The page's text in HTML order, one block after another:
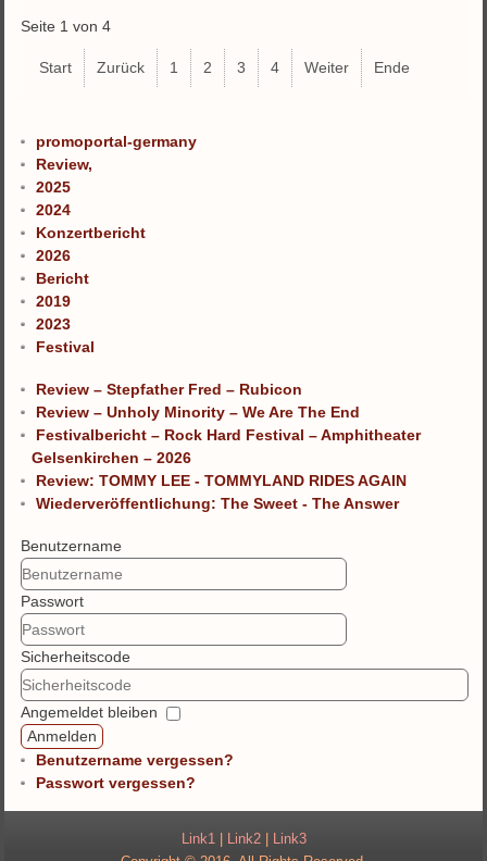
Seite 1 von 4
Start Zurück 1 2 3 4 Weiter Ende
promoportal-germany
Review,
2025
2024
Konzertbericht
2026
Bericht
2019
2023
Festival
Review – Stepfather Fred – Rubicon
Review – Unholy Minority – We Are The End
Festivalbericht – Rock Hard Festival – Amphitheater
Gelsenkirchen – 2026
Review: TOMMY LEE - TOMMYLAND RIDES AGAIN
Wiederveröffentlichung: The Sweet - The Answer
Benutzername
Passwort
Sicherheitscode
Angemeldet bleiben
Anmelden
Benutzername vergessen?
Passwort vergessen?
Link1| Link2|
Link3